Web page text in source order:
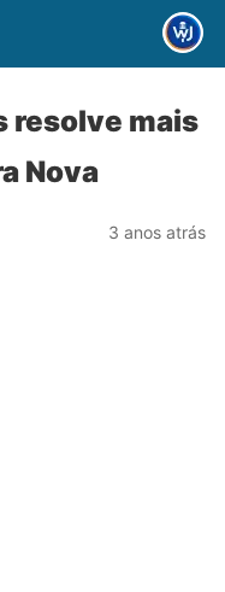
resolve mais
Nova
3 anos atrás